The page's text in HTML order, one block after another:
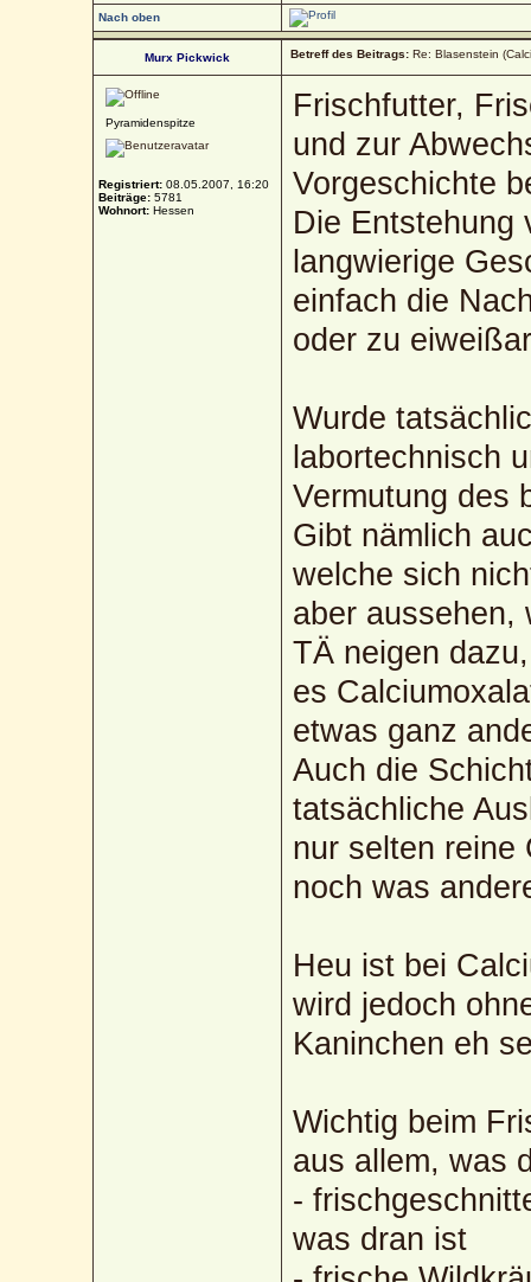
Nach oben
Murx Pickwick Betreff des Beitrags: Re: Blasenstein
Pyramidenspitze
Registriert: 08.05.2007, 16:20
Beiträge: 5781
Wohnort: Hessen
Frischfutter,
und zur
Vorgeschichte
Die Entstehung
langwierige
einfach die
oder zu
Wurde
labortechnisch
Vermutung des
Gibt nämlich
welche sich
aber aussehen,
TÄ neigen
es
etwas ganz
Auch die
tatsächliche
nur selten reine
noch was
Heu ist bei
wird jedoch
Kaninchen eh
Wichtig beim
aus allem, was
-
was dran ist